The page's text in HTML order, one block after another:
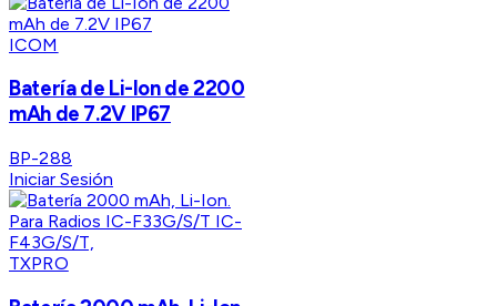
ICOM
Batería de Li-Ion de 2200
mAh de 7.2V IP67
BP-288
Iniciar Sesión
TXPRO